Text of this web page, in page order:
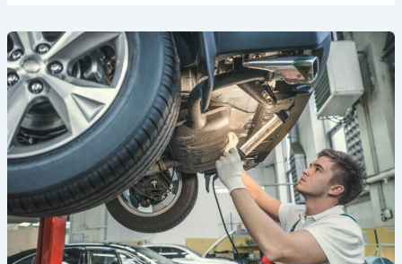
افضل
ورشة
ميكانيكا
بالدمام